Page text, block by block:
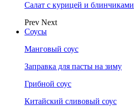
Салат с курицей и блинчиками
Prev Next
Соусы
Манговый соус
Заправка для пасты на зиму
Грибной соус
Китайский сливовый соус